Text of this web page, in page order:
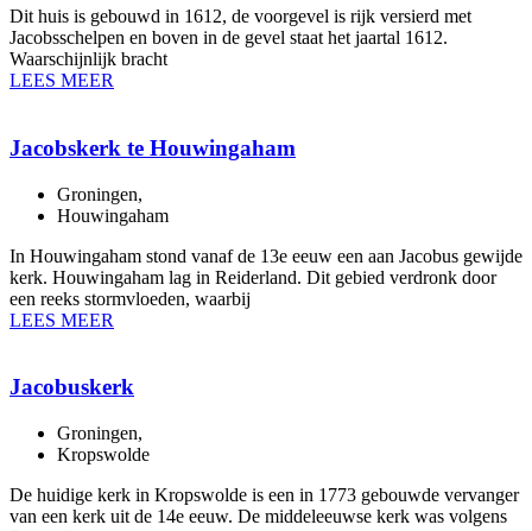
Dit huis is gebouwd in 1612, de voorgevel is rijk versierd met
Jacobsschelpen en boven in de gevel staat het jaartal 1612.
Waarschijnlijk bracht
LEES MEER
Jacobskerk te Houwingaham
Groningen,
Houwingaham
In Houwingaham stond vanaf de 13e eeuw een aan Jacobus gewijde
kerk. Houwingaham lag in Reiderland. Dit gebied verdronk door
een reeks stormvloeden, waarbij
LEES MEER
Jacobuskerk
Groningen,
Kropswolde
De huidige kerk in Kropswolde is een in 1773 gebouwde vervanger
van een kerk uit de 14e eeuw. De middeleeuwse kerk was volgens